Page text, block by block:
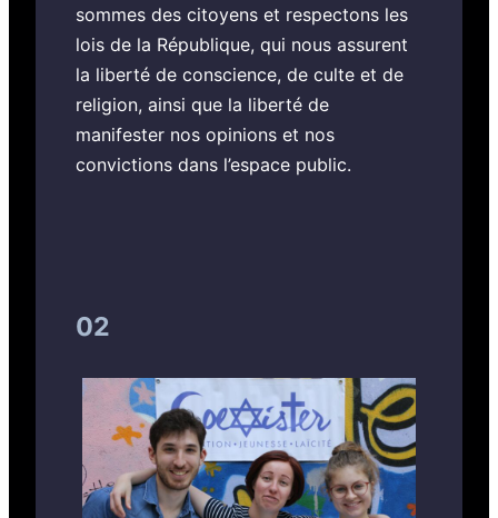
sommes des citoyens et respectons les
lois de la République, qui nous assurent
la liberté de conscience, de culte et de
religion, ainsi que la liberté de
manifester nos opinions et nos
convictions dans l’espace public.
02